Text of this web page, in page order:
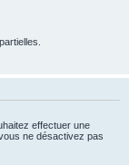
effectuer une
ne désactivez pas